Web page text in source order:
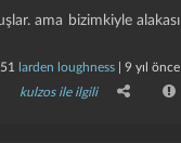
ama bizimkiyle alakası
larden loughness| 9 yıl önce
kulzos ile ilgili